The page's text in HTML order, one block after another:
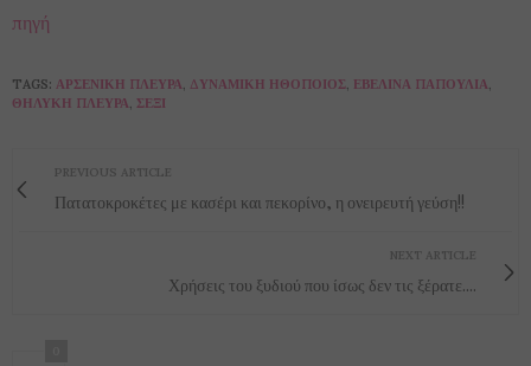
πηγή
TAGS: ΑΡΣΕΝΙΚΉ ΠΛΕΥΡΆ ΔΥΝΑΜΙΚΉ ΗΘΟΠΟΙΌΣ ΕΒΕΛΊΝΑ ΠΑΠΟΎΛΙΑ
ΘΗΛΥΚΉ ΠΛΕΥΡΆ ΣΈΞΙ
PREVIOUS ARTICLE
Πατατοκροκέτες με κασέρι και πεκορίνο, η ονειρευτή γεύση!!
NEXT ARTICLE
Χρήσεις του ξυδιού που ίσως δεν τις ξέρατε....